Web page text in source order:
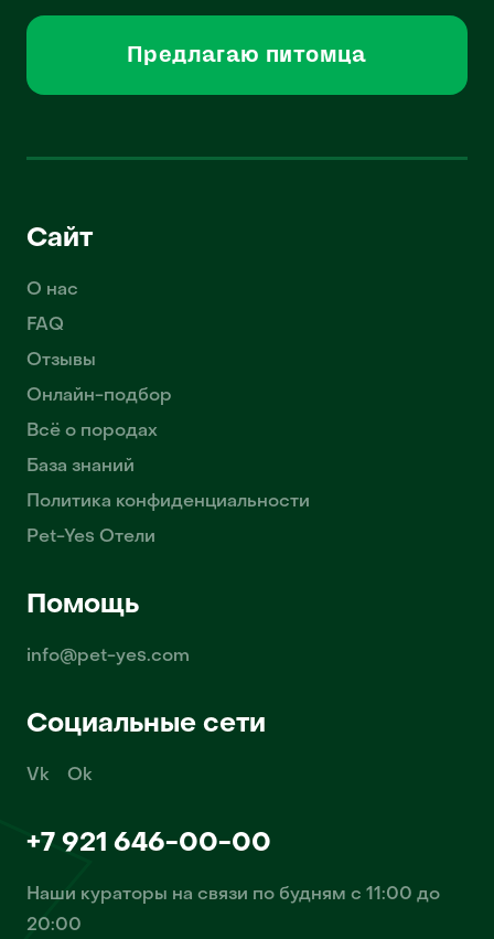
Предлагаю питомца
Сайт
О нас
FAQ
Отзывы
Онлайн-подбор
Всё о породах
База знаний
Политика конфиденциальности
Pet-Yes Отели
Помощь
info@pet-yes.com
Социальные сети
Vk Ok
+7 921 646-00-00
Наши кураторы на связи по будням с 11:00 до
20:00